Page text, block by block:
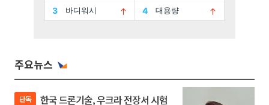
주요뉴스
단독